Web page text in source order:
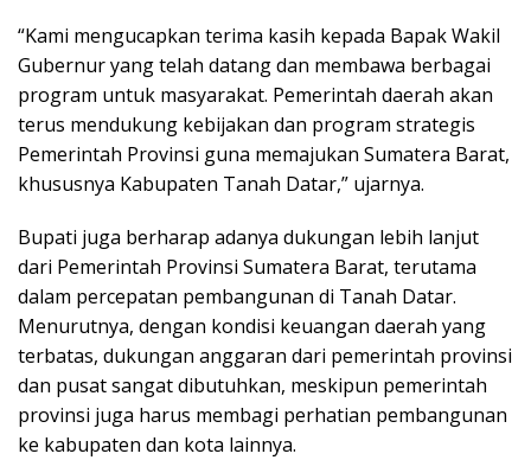
“Kami mengucapkan terima kasih kepada Bapak Wakil
Gubernur yang telah datang dan membawa berbagai
program untuk masyarakat. Pemerintah daerah akan
terus mendukung kebijakan dan program strategis
Pemerintah Provinsi guna memajukan Sumatera Barat,
khususnya Kabupaten Tanah Datar,” ujarnya.
Bupati juga berharap adanya dukungan lebih lanjut
dari Pemerintah Provinsi Sumatera Barat, terutama
dalam percepatan pembangunan di Tanah Datar.
Menurutnya, dengan kondisi keuangan daerah yang
terbatas, dukungan anggaran dari pemerintah provinsi
dan pusat sangat dibutuhkan, meskipun pemerintah
provinsi juga harus membagi perhatian pembangunan
ke kabupaten dan kota lainnya.